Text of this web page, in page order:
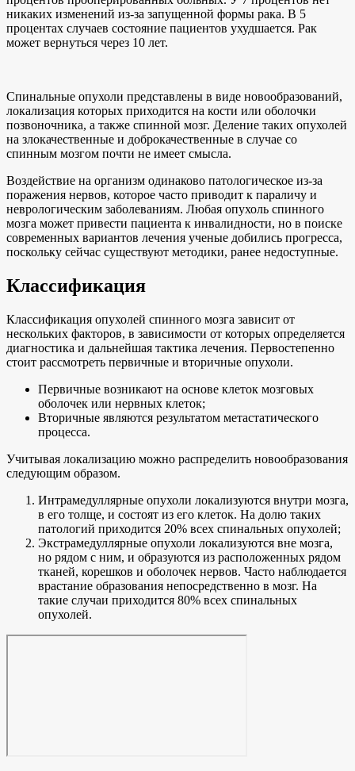
никаких изменений из-за запущенной формы рака. В 5
процентах случаев состояние пациентов ухудшается. Рак
может вернуться через 10 лет.
Спинальные опухоли представлены в виде новообразований,
локализация которых приходится на кости или оболочки
позвоночника, а также спинной мозг. Деление таких опухолей
на злокачественные и доброкачественные в случае со
спинным мозгом почти не имеет смысла.
Воздействие на организм одинаково патологическое из-за
поражения нервов, которое часто приводит к параличу и
неврологическим заболеваниям. Любая опухоль спинного
мозга может привести пациента к инвалидности, но в поиске
современных вариантов лечения ученые добились прогресса,
поскольку сейчас существуют методики, ранее недоступные.
Классификация
Классификация опухолей спинного мозга зависит от
нескольких факторов, в зависимости от которых определяется
диагностика и дальнейшая тактика лечения. Первостепенно
стоит рассмотреть первичные и вторичные опухоли.
Первичные возникают на основе клеток мозговых
оболочек или нервных клеток;
Вторичные являются результатом метастатического
процесса.
Учитывая локализацию можно распределить новообразования
следующим образом.
Интрамедуллярные опухоли локализуются внутри мозга,
в его толще, и состоят из его клеток. На долю таких
патологий приходится 20% всех спинальных опухолей;
Экстрамедуллярные опухоли локализуются вне мозга,
но рядом с ним, и образуются из расположенных рядом
тканей, корешков и оболочек нервов. Часто наблюдается
врастание образования непосредственно в мозг. На
такие случаи приходится 80% всех спинальных
опухолей.